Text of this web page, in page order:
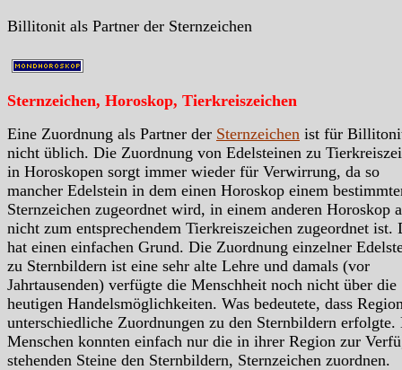
Billitonit als Partner der Sternzeichen
Sternzeichen, Horoskop, Tierkreiszeichen
Eine Zuordnung als Partner der Sternzeichen ist für
nicht üblich. Die Zuordnung von Edelsteinen zu
in Horoskopen sorgt immer wieder für Verwirrung, da so
mancher Edelstein in dem einen Horoskop einem
Sternzeichen zugeordnet wird, in einem anderen Horoskop
nicht zum entsprechendem Tierkreiszeichen zugeordnet ist.
hat einen einfachen Grund. Die Zuordnung einzelner
zu Sternbildern ist eine sehr alte Lehre und damals (vor
Jahrtausenden) verfügte die Menschheit noch nicht über die
heutigen Handelsmöglichkeiten. Was bedeutete, dass
unterschiedliche Zuordnungen zu den Sternbildern erfolgte.
Menschen konnten einfach nur die in ihrer Region zur
stehenden Steine den Sternbildern, Sternzeichen zuordnen.